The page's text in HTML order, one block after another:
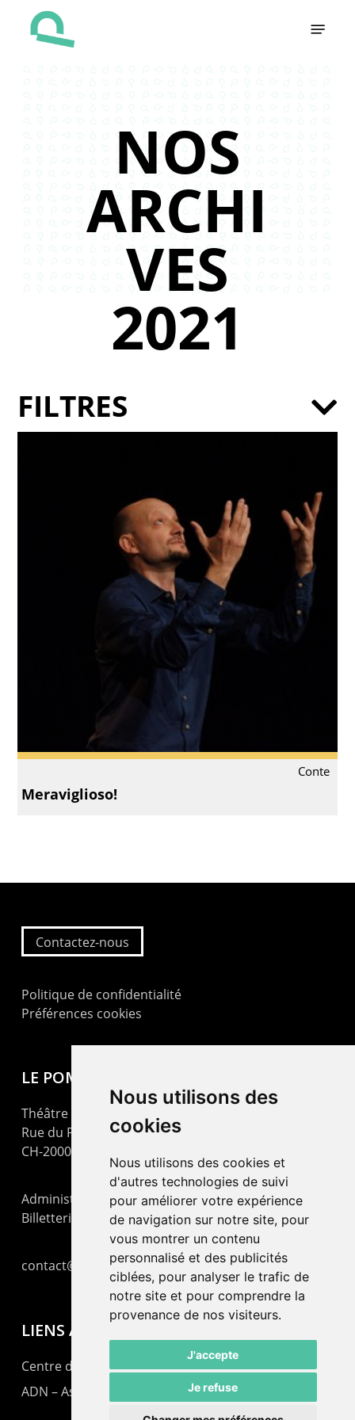
Nous utilisons des
cookies
Nous utilisons des cookies et
d'autres technologies de suivi
pour améliorer votre expérience
de navigation sur notre site, pour
vous montrer un contenu
personnalisé et des publicités
ciblées, pour analyser le trafic de
notre site et pour comprendre la
provenance de nos visiteurs.
J'accepte
Je refuse
NOS
ARCHI
VES
2021
Conte
Meraviglioso!
FILTRES
Contactez-nous
Politique de confidentialité
Préférences cookies
LE POMMIER
Théâtre – Centre Culturel Neuchâtelois
Rue du Pommier 9
CH-2000 Neuchâtel
Administration : +41 32 725 03 03
Billetterie : +41 32 725 05 05
contact@lepommier.ch
LIENS AMIS
Centre de culture ABC
ADN – Association Danse Neuchâtel